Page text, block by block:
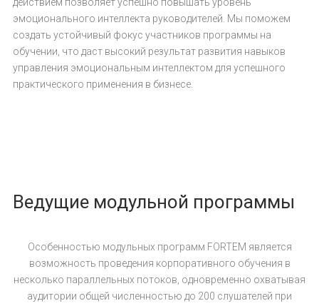
эмоционального интеллекта руководителей. Мы поможем
создать устойчивый фокус участников программы на
обучении, что даст высокий результат развития навыков
управления эмоциональным интеллектом для успешного
практического применения в бизнесе.
Ведущие модульной программы
Особенностью модульных программ FORTEM является
возможность проведения корпоративного обучения в
несколько параллельных потоков, одновременно охватывая
аудитории общей численностью до 200 слушателей при